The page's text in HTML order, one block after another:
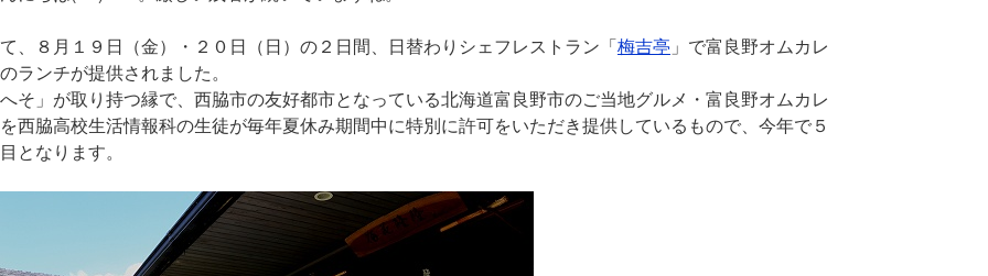
、８月１９日（金）・２０日（日）の２日間、日替わりシェフレストラン「梅吉亭 」で富良野オムカレ
ランチが提供されました。
そ」が取り持つ縁で、西脇市の友好都市となっている北海道富良野市のご当地グルメ・富良野オムカレ
西脇高校生活情報科の生徒が毎年夏休み期間中に特別に許可をいただき提供しているもので、今年で５
となります。